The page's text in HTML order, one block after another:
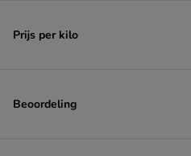
Prijs per kilo
Beoordeling